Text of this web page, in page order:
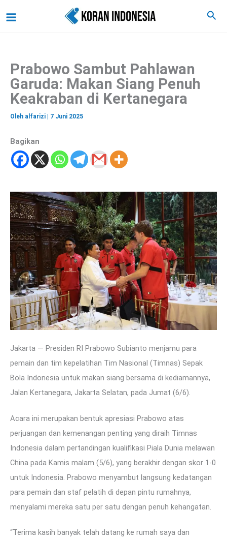
ke
Cari
Prabowo Sambut Pahlawan
Garuda: Makan Siang Penuh
Keakraban di Kertanegara
Oleh alfarizi 7 Juni 2025
Bagikan
Jakarta — Presiden RI Prabowo Subianto menjamu para
pemain dan tim kepelatihan Tim Nasional (Timnas) Sepak
Bola Indonesia untuk makan siang bersama di kediamannya,
Jalan Kertanegara, Jakarta Selatan, pada Jumat (6/6).
Acara ini merupakan bentuk apresiasi Prabowo atas
perjuangan dan kemenangan penting yang diraih Timnas
Indonesia dalam pertandingan kualifikasi Piala Dunia melawan
China pada Kamis malam (5/6), yang berakhir dengan skor 1-0
untuk Indonesia. Prabowo menyambut langsung kedatangan
para pemain dan staf pelatih di depan pintu rumahnya,
menyalami mereka satu per satu dengan penuh kehangatan.
“Terima kasih banyak telah datang ke rumah saya dan
a